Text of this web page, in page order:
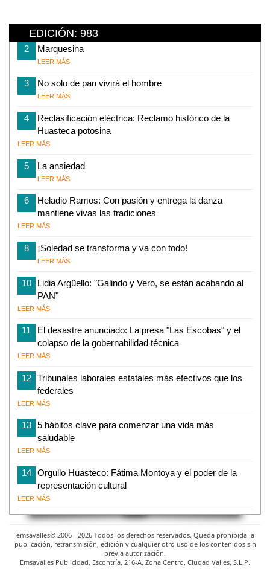
EDICIÓN: 983
2 Marquesina
LEER MÁS
3 No solo de pan vivirá el hombre
LEER MÁS
4
Reclasificación eléctrica: Reclamo histórico de la
Huasteca potosina
LEER MÁS
5 La ansiedad
LEER MÁS
6
Heladio Ramos: Con pasión y entrega la danza
mantiene vivas las tradiciones
LEER MÁS
8 ¡Soledad se transforma y va con todo!
LEER MÁS
10
Lidia Argüello: "Galindo y Vero, se están acabando al
PAN"
LEER MÁS
11
El desastre anunciado: La presa "Las Escobas" y el
colapso de la gobernabilidad técnica
LEER MÁS
12
Tribunales laborales estatales más efectivos que los
federales
LEER MÁS
13
5 hábitos clave para comenzar una vida más
saludable
LEER MÁS
14
Orgullo Huasteco: Fátima Montoya y el poder de la
representación cultural
LEER MÁS
emsavalles© 2006 - 2026 Todos los derechos reservados. Queda prohibida la
publicación, retransmisión, edición y cualquier otro uso de los contenidos sin
previa autorización.
Emsavalles Publicidad, Escontría, 216-A, Zona Centro, Ciudad Valles, S.L.P.